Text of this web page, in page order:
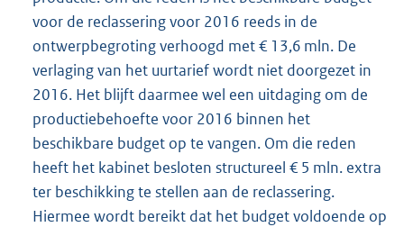
voor de reclassering voor 2016 reeds in de
ontwerpbegroting verhoogd met € 13,6 mln. De
verlaging van het uurtarief wordt niet doorgezet in
2016. Het blijft daarmee wel een uitdaging om de
productiebehoefte voor 2016 binnen het
beschikbare budget op te vangen. Om die reden
heeft het kabinet besloten structureel € 5 mln. extra
ter beschikking te stellen aan de reclassering.
Hiermee wordt bereikt dat het budget voldoende op